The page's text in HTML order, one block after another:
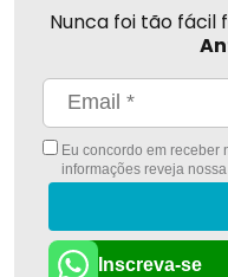
Nunca foi tão
Eu concordo em receber
informações reveja nossa
Inscreva-se